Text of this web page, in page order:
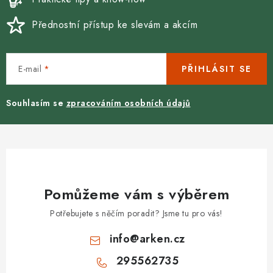
p
i
Přednostní přístup ke slevám a akcím
E-mail
Souhlasím se zpracováním osobních údajů
PŘIHLÁSIT SE
Pomůžeme vám s výběrem
Potřebujete s něčím poradit? Jsme tu pro vás!
info@arken.cz
295562735